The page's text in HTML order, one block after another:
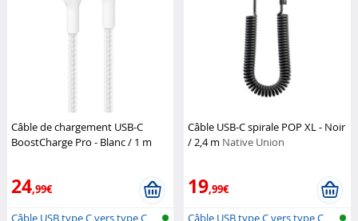
Câble de chargement USB-C
BoostCharge Pro - Blanc / 1 m
24,99€
Câble USB type C vers type C
Câble USB-C spirale POP XL - Noir
/ 2,4 m Native Union
19,99€
Câble USB type C vers type C